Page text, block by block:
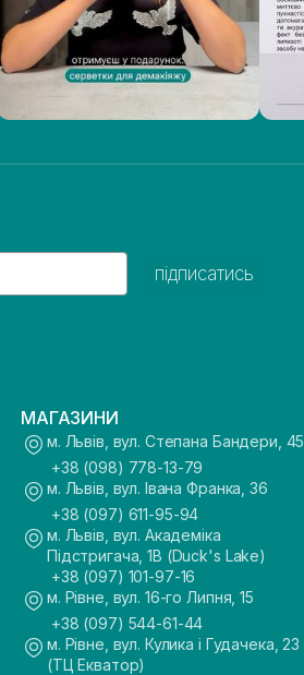
підписатись
МАГАЗИНИ
м. Львів, вул. Степана Бандери, 45
+38 (098) 778-13-79
м. Львів, вул. Івана Франка, 36
+38 (097) 611-95-94
м. Львів, вул. Академіка
Підстригача, 1В (Duck's Lake)
+38 (097) 101-97-16
м. Рівне, вул. 16-го Липня, 15
+38 (097) 544-61-44
м. Рівне, вул. Кулика і Гудачека, 23
(ТЦ Екватор)